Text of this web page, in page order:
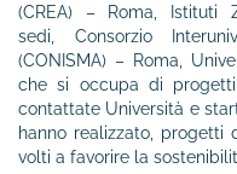
(CREA) – Roma,
Istituti
sedi, Consorzio
(CONISMA) – Roma,
che si occupa di
contattate Università e
hanno realizzato,
volti a favorire la